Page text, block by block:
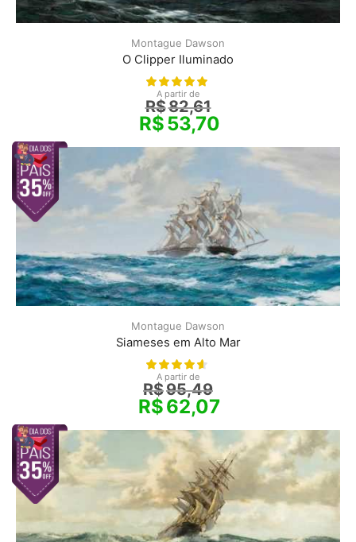
Montague Dawson
O Clipper Iluminado
A partir de
R$82,61
R$53,70
Montague Dawson
Siameses em Alto Mar
A partir de
R$95,49
R$62,07